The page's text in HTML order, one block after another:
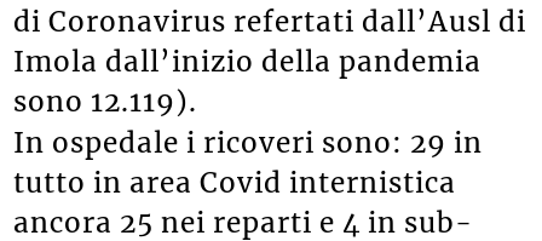
di Coronavirus refertati dall’Ausl di
Imola dall’inizio della pandemia
sono 12.119).
In ospedale i ricoveri sono: 29 in
tutto in area Covid internistica
ancora 25 nei reparti e 4 in sub-